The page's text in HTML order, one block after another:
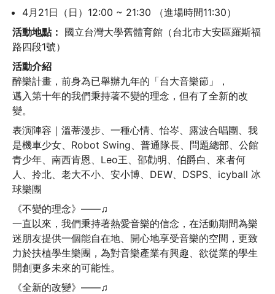
4月21日（日）12:00 ~ 21:30 （進場時間11:30）
活動地點： 國立台灣大學舊體育館（台北市大安區羅斯福
路四段1號）
活動介紹
醉樂計畫，前身為已舉辦九年的「台大音樂節」，
邁入第十年的我們秉持著不變的理念，但有了全新的改
變。
表演陣容｜溫蒂漫步、一種心情、怡岑、露波合唱團、我
是機車少女、Robot Swing、普通隊長、問題總部、公館
青少年、南西肯恩、Leo王、邵勸明、伯爵白、來者何
人、拎北、老大不小、安小博、DEW、DSPS、icyball 冰
球樂團
《不變的理念》——♫
一直以來，我們秉持著熱愛音樂的信念，在活動期間為樂
迷朋友提供一個能自在地、開心地享受音樂的空間，更致
力於扶植學生樂團，為對音樂產業有興趣、欲從業的學生
開創更多未來的可能性。
《全新的改變》——♫